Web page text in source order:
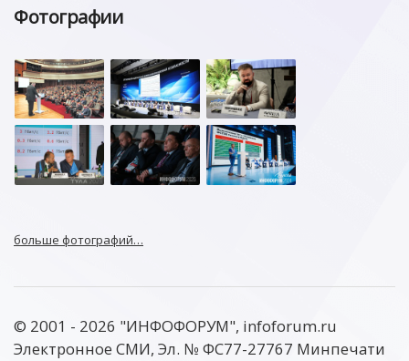
Фотографии
больше фотографий…
© 2001 - 2026 "ИНФОФОРУМ", infoforum.ru
Электронное СМИ, Эл. № ФС77-27767 Минпечати